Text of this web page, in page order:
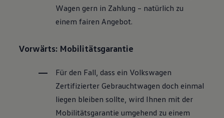
Wagen gern in Zahlung – natürlich zu
einem fairen Angebot.
Vorwärts: Mobilitätsgarantie
Für den Fall, dass ein Volkswagen
Zertifizierter Gebrauchtwagen doch einmal
liegen bleiben sollte, wird Ihnen mit der
Mobilitätsgarantie umgehend zu einem